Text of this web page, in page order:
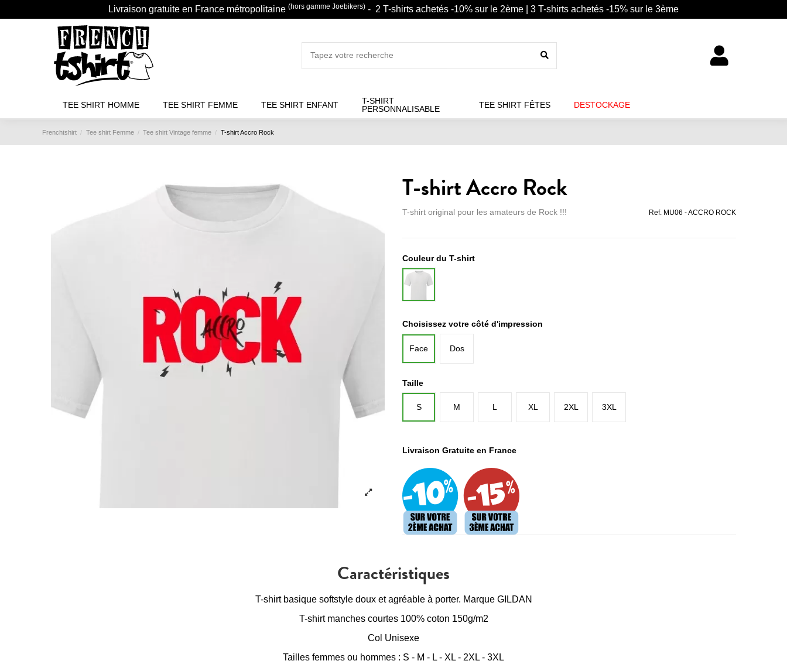
Livraison gratuite en France métropolitaine (hors gamme Joebikers) - 2 T-shirts achetés -10% sur le 2ème | 3 T-shirts achetés -15% sur le 3ème
TEE SHIRT HOMME TEE SHIRT FEMME TEE SHIRT ENFANT
T-SHIRT
PERSONNALISABLE
TEE SHIRT FÊTES DESTOCKAGE
Frenchtshirt Tee shirt Femme Tee shirt Vintage femme T-shirt Accro Rock
T-shirt Accro Rock
T-shirt original pour les amateurs de Rock !!! Ref. MU06 - ACCRO ROCK
Couleur du T-shirt
Blanc
Choisissez votre côté d'impression
Face Dos
Taille
S M L XL 2XL 3XL
Livraison Gratuite en France
Caractéristiques
T-shirt basique softstyle doux et agréable à porter. Marque GILDAN
T-shirt manches courtes 100% coton 150g/m2
Col Unisexe
Tailles femmes ou hommes : S - M - L - XL - 2XL - 3XL